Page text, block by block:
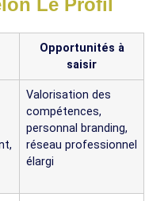
Le Profil
Opportunités à
saisir
Valorisation des
compétences,
personnal branding,
réseau professionnel
élargi